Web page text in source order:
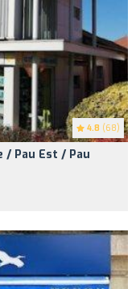
4.8 (68)
Pau Est / Pau